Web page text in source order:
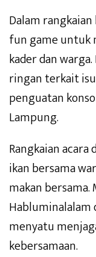
Dalam
fun game untuk
kader dan
ringan terkait
penguatan
Lampung.
Rangkaian
ikan bersama
makan
Habluminalalam
menyatu
kebersamaan.